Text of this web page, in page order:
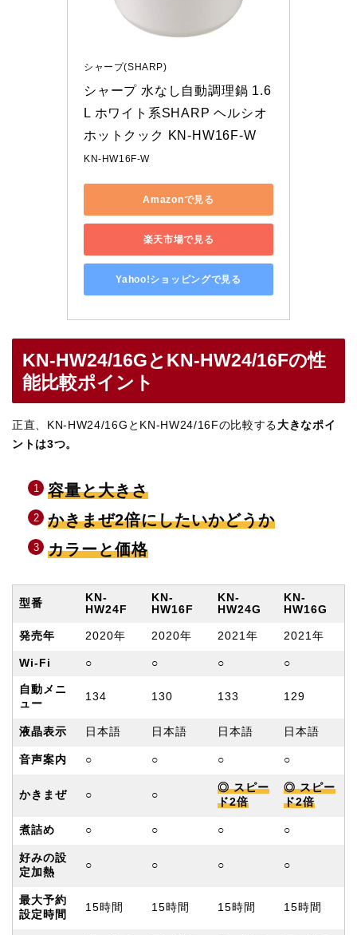
シャープ(SHARP)
シャープ 水なし自動調理鍋 1.6
L ホワイト系SHARP ヘルシオ
ホットクック KN-HW16F-W
KN-HW16F-W
Amazonで見る
楽天市場で見る
Yahoo!ショッピングで見る
KN-HW24/16GとKN-HW24/16Fの性
能比較ポイント
正直、KN-HW24/16GとKN-HW24/16Fの比較する大きなポイ
ントは3つ。
容量と大きさ
かきまぜ2倍にしたいかどうか
カラーと価格
型番
KN-
HW24F
KN-
HW16F
KN-
HW24G
KN-
HW16G
発売年 2020年 2020年 2021年 2021年
Wi-Fi ○ ○ ○ ○
自動メニ
ュー
134 130 133 129
液晶表示 日本語 日本語 日本語 日本語
音声案内 ○ ○ ○ ○
かきまぜ ○ ○
◎ スピー
ド2倍
◎ スピー
ド2倍
煮詰め ○ ○ ○ ○
好みの設
定加熱
○ ○ ○ ○
最大予約
設定時間
15時間 15時間 15時間 15時間